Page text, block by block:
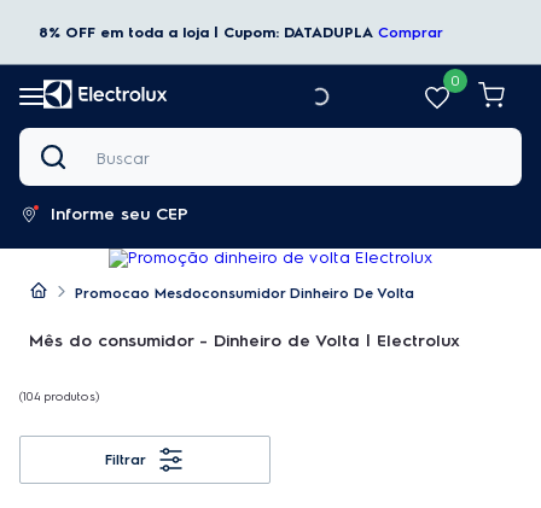
8% OFF em toda a loja | Cupom: DATADUPLA Comprar
0
Buscar
Informe seu CEP
Promocao Mesdoconsumidor Dinheiro De Volta
Mês do consumidor - Dinheiro de Volta | Electrolux
104 produtos